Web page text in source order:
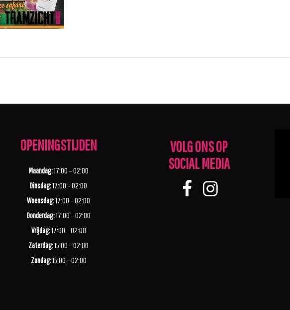
OPENINGSTIJDEN
Maandag:17:00 – 02:00
Dinsdag:17:00 – 02:00
Woensdag:17:00 – 02:00
Donderdag:17:00 – 02:00
Vrijdag:17:00 – 02:00
Zaterdag:15:00 – 02:00
Zondag:15:00 – 02:00
VOLG ONS OP
SOCIAL MEDIA